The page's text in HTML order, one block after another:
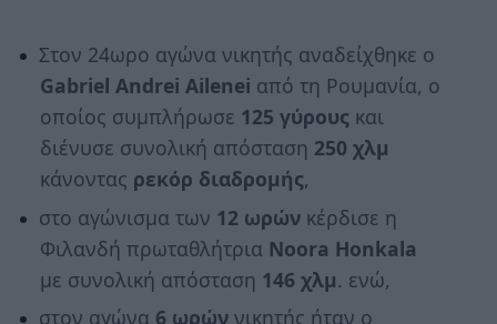
Στον 24ωρο αγώνα νικητής αναδείχθηκε ο
Gabriel Andrei Ailenei από τη Ρουμανία, ο
οποίος συμπλήρωσε 125 γύρουςκαι
διένυσε συνολική απόσταση 250 χλμ
κάνοντας ρεκόρ διαδρομής,
στο αγώνισμα των 12 ωρώνκέρδισε η
Φιλανδή πρωταθλήτρια Noora Honkala
με συνολική απόσταση 146 χλμ. ενώ,
στον αγώνα 6 ωρών νικητής ήταν ο